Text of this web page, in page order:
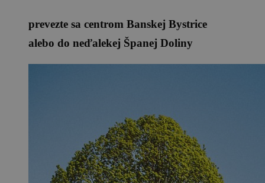
prevezte sa centrom Banskej Bystrice
alebo do neďalekej Španej Doliny